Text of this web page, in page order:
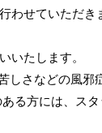
わせていただ
いたします。
しさなどの風
る方には、ス